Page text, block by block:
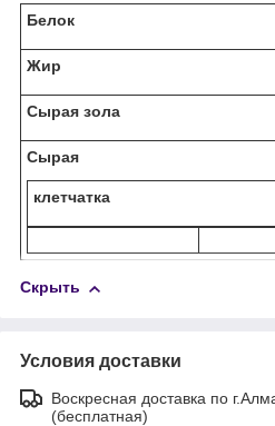
Белок
Жир
Сырая зола
Сырая
клетчатка
Скрыть
Условия доставки
Воскресная доставка по
(бесплатная)